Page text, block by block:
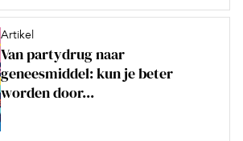
Artikel
Van partydrug naar
geneesmiddel: kun je beter
worden door...